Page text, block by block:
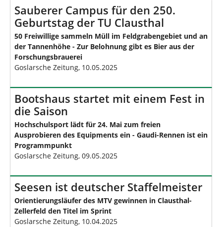
Sauberer Campus für den 250.
Geburtstag der TU Clausthal
50 Freiwillige sammeln Müll im Feldgrabengebiet und an
der Tannenhöhe - Zur Belohnung gibt es Bier aus der
Forschungsbrauerei
Goslarsche Zeitung, 10.05.2025
Bootshaus startet mit einem Fest in
die Saison
Hochschulsport lädt für 24. Mai zum freien
Ausprobieren des Equipments ein - Gaudi-Rennen ist ein
Programmpunkt
Goslarsche Zeitung, 09.05.2025
Seesen ist deutscher Staffelmeister
Orientierungsläufer des MTV gewinnen in Clausthal-
Zellerfeld den Titel im Sprint
Goslarsche Zeitung, 10.04.2025